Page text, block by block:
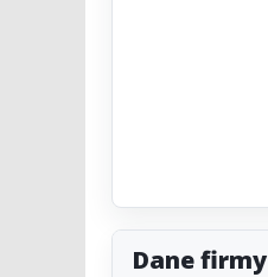
Dane firmy